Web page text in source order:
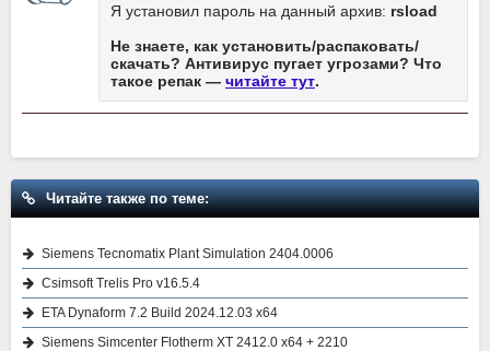
Я установил пароль на данный архив: rsload
Не знаете, как установить/распаковать/
скачать? Антивирус пугает угрозами? Что
такое репак — читайте тут.
Читайте также по теме:
Siemens Tecnomatix Plant Simulation 2404.0006
Csimsoft Trelis Pro v16.5.4
ETA Dynaform 7.2 Build 2024.12.03 x64
Siemens Simcenter Flotherm XT 2412.0 x64 + 2210